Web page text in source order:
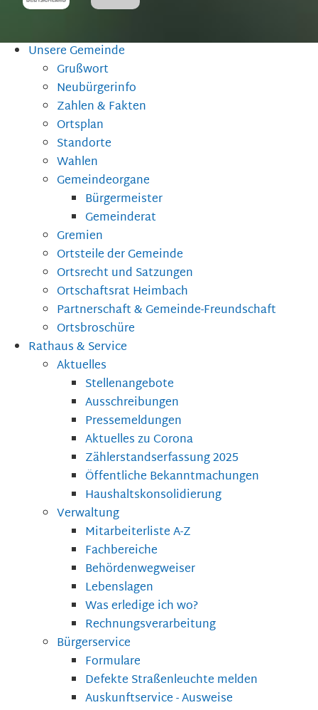
Unsere Gemeinde
Grußwort
Neubürgerinfo
Zahlen & Fakten
Ortsplan
Standorte
Wahlen
Gemeindeorgane
Bürgermeister
Gemeinderat
Gremien
Ortsteile der Gemeinde
Ortsrecht und Satzungen
Ortschaftsrat Heimbach
Partnerschaft & Gemeinde-Freundschaft
Ortsbroschüre
Rathaus & Service
Aktuelles
Stellenangebote
Ausschreibungen
Pressemeldungen
Aktuelles zu Corona
Zählerstandserfassung 2025
Öffentliche Bekanntmachungen
Haushaltskonsolidierung
Verwaltung
Mitarbeiterliste A-Z
Fachbereiche
Behördenwegweiser
Lebenslagen
Was erledige ich wo?
Rechnungsverarbeitung
Bürgerservice
Formulare
Defekte Straßenleuchte melden
Auskunftservice - Ausweise